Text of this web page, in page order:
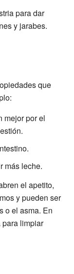
para dar
y jarabes.
que
mejor por el
más leche.
el apetito,
y pueden ser
o el asma. En
para limpiar